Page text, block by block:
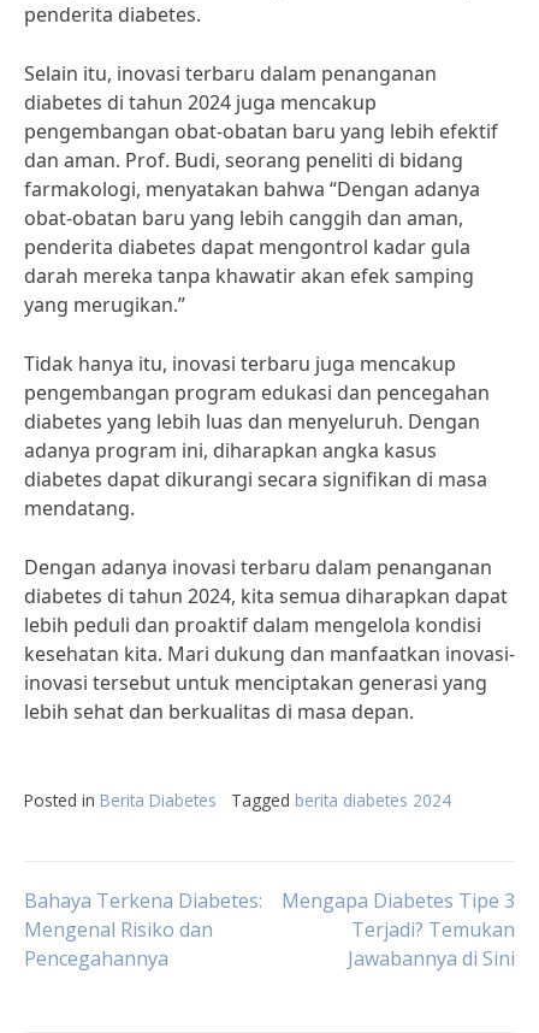
penderita diabetes.
Selain itu, inovasi terbaru dalam penanganan
diabetes di tahun 2024 juga mencakup
pengembangan obat-obatan baru yang lebih efektif
dan aman. Prof. Budi, seorang peneliti di bidang
farmakologi, menyatakan bahwa “Dengan adanya
obat-obatan baru yang lebih canggih dan aman,
penderita diabetes dapat mengontrol kadar gula
darah mereka tanpa khawatir akan efek samping
yang merugikan.”
Tidak hanya itu, inovasi terbaru juga mencakup
pengembangan program edukasi dan pencegahan
diabetes yang lebih luas dan menyeluruh. Dengan
adanya program ini, diharapkan angka kasus
diabetes dapat dikurangi secara signifikan di masa
mendatang.
Dengan adanya inovasi terbaru dalam penanganan
diabetes di tahun 2024, kita semua diharapkan dapat
lebih peduli dan proaktif dalam mengelola kondisi
kesehatan kita. Mari dukung dan manfaatkan inovasi-
inovasi tersebut untuk menciptakan generasi yang
lebih sehat dan berkualitas di masa depan.
Posted in Berita Diabetes Tagged berita diabetes 2024
Post
navigation
Bahaya Terkena Diabetes:
Mengenal Risiko dan
Pencegahannya
Mengapa Diabetes Tipe 3
Terjadi? Temukan
Jawabannya di Sini